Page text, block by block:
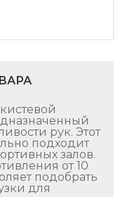
рук. Этот
подходит
залов.
от 10
подобрать
для